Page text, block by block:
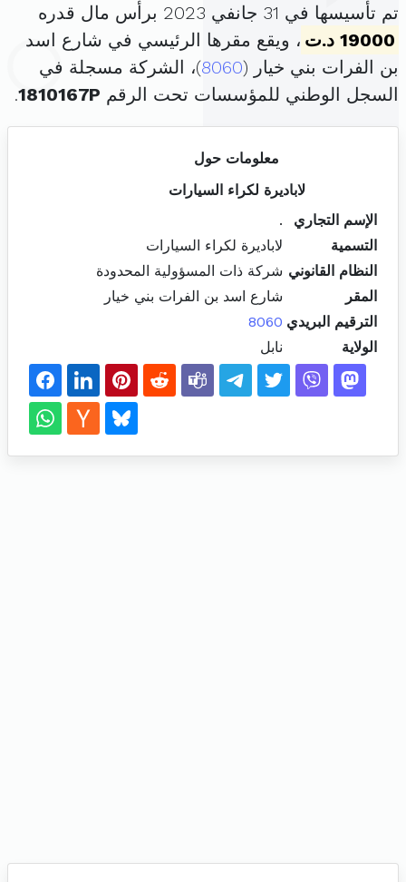
تم تأسيسها في 31 جانفي 2023 برأس مال قدره
19000 د.ت
، ويقع مقرها الرئيسي في شارع اسد
بن الفرات بني خيار (8060)، الشركة مسجلة في
السجل الوطني للمؤسسات تحت الرقم 1810167P
.
معلومات حول
لاباديرة لكراء السيارات
الإسم التجاري
.
التسمية
لاباديرة لكراء السيارات
النظام القانوني شركة ذات المسؤولية المحدودة
المقر
شارع اسد بن الفرات بني خيار
الترقيم البريدي 8060
الولاية
نابل